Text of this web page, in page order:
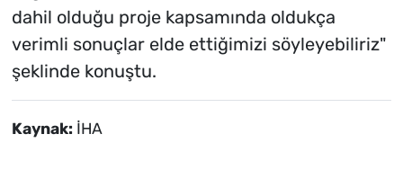
dahil olduğu proje kapsamında oldukça
verimli sonuçlar elde ettiğimizi söyleyebiliriz"
şeklinde konuştu.
Kaynak: İHA